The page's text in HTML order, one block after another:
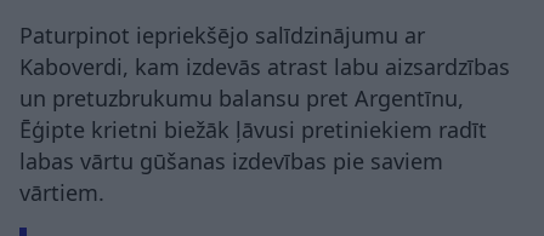
Paturpinot iepriekšējo salīdzinājumu ar
Kaboverdi, kam izdevās atrast labu aizsardzības
un pretuzbrukumu balansu pret Argentīnu,
Ēģipte krietni biežāk ļāvusi pretiniekiem radīt
labas vārtu gūšanas izdevības pie saviem
vārtiem.